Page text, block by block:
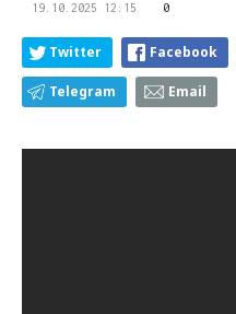
19.10.2025 12:15 0
Twitter Facebook
Telegram Email